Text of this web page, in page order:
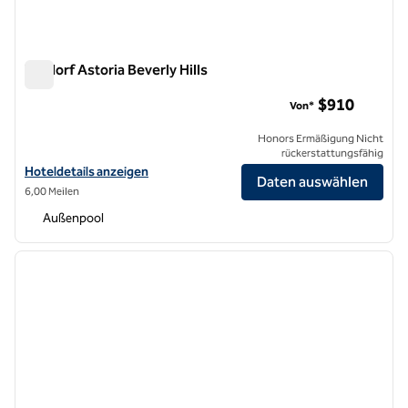
Waldorf Astoria Beverly Hills
Hoteldetails für Waldorf Astoria Beverly Hills anzeigen
Hoteldetails anzeigen
6,00 Meilen
Von* $910
Honors Ermäßigung Nicht
rückerstattungsfähig
Daten auswählen
Außenpool
1 von 12